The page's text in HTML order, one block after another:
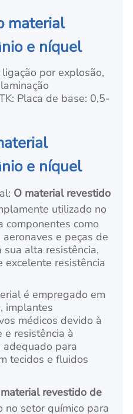
material
e níquel
por explosão,
Placa de base: 0,5-
e níquel
O material revestido
utilizado no
componentes como
e peças de
alta resistência,
excelente resistência
é empregado em
implantes
médicos devido à
resistência à
adequado para
tecidos e fluidos
revestido de
no setor químico para